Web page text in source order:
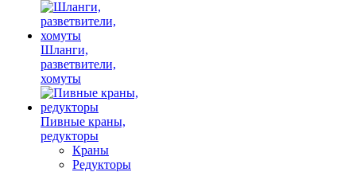
Шланги,
разветвители,
хомуты
Пивные краны,
редукторы
Краны
Редукторы